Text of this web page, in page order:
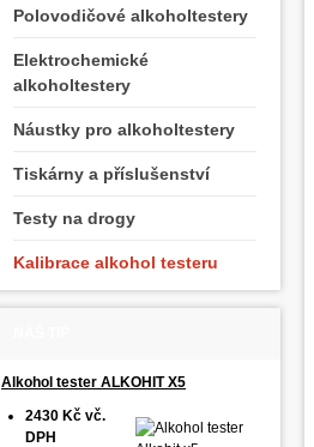
Polovodičové alkoholtestery
Elektrochemické
alkoholtestery
Náustky pro alkoholtestery
Tiskárny a příslušenství
Testy na drogy
Kalibrace alkohol testeru
Alkohol tester ALKOHIT X5
2430 Kč vč.
DPH